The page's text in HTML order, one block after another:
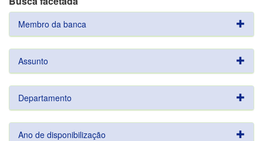
Membro da banca
Assunto
Departamento
Ano de disponibilização